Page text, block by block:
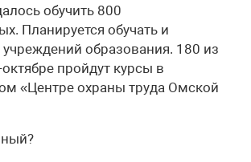
обучить 800
Планируется обучать и
учреждений образования. 180 из
пройдут курсы в
«Центре охраны труда Омской